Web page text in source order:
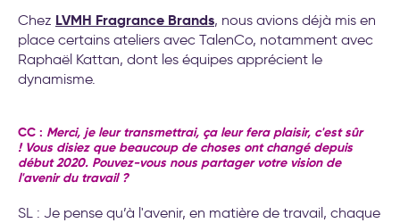
Chez LVMH Fragrance Brands, nous avions déjà mis en
place certains ateliers avec TalenCo, notamment avec
Raphaël Kattan, dont les équipes apprécient le
dynamisme.
CC : Merci, je leur transmettrai, ça leur fera plaisir, c'est sûr
! Vous disiez que beaucoup de choses ont changé depuis
début 2020. Pouvez-vous nous partager votre vision de
l'avenir du travail ?
SL : Je pense qu’à l'avenir, en matière de travail, chaque